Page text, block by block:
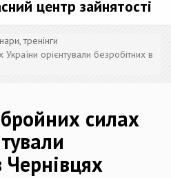
центр зайнятості
тренінги
орієнтували безробітних в
силах
Чернівцях